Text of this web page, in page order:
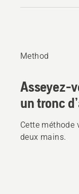
Method
Asseyez-
un tronc
Cette méthode
deux mains.